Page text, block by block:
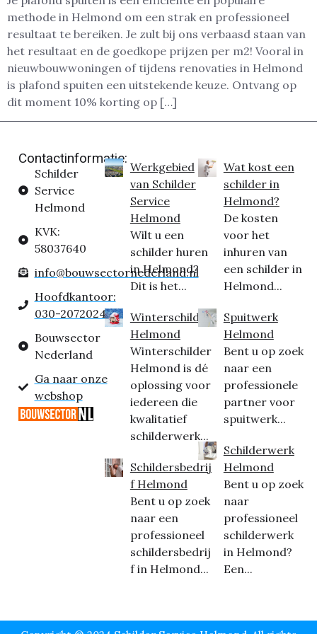
methode in Helmond om een strak en professioneel
resultaat te bereiken. Je zult bij ons verbaasd staan van
het resultaat en de goedkope prijzen per m2! Vooral in
nieuwbouwwoningen of tijdens renovaties in Helmond
is plafond spuiten een uitstekende keuze. Ontvang op
dit moment 10% korting op […]
Contactinformatie:
Schilder
Service
Helmond
KVK:
58037640
info@bouwsectornederland.nl
Hoofdkantoor:
030-2072024
Bouwsector
Nederland
Ga naar onze
webshop
Werkgebied
van Schilder
Service
Helmond
Wilt u een
schilder huren
in Helmond?
Dit is het...
Winterschilder
Helmond
Winterschilder
Helmond is dé
oplossing voor
iedereen die
kwalitatief
schilderwerk...
Schildersbedrij
f Helmond
Bent u op zoek
naar een
professioneel
schildersbedrij
f in Helmond...
Wat kost een
schilder in
Helmond?
De kosten
voor het
inhuren van
een schilder in
Helmond...
Spuitwerk
Helmond
Bent u op zoek
naar een
professionele
partner voor
spuitwerk...
Schilderwerk
Helmond
Bent u op zoek
naar
professioneel
schilderwerk
in Helmond?
Een...